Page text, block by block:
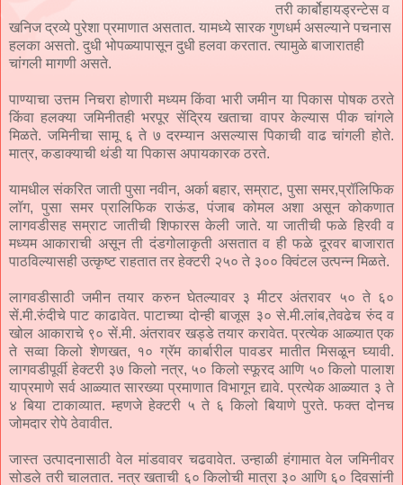
तरी कार्बोहायड्रन्टेस व
खनिज द्रव्ये पुरेशा प्रमाणात असतात. यामध्ये सारक गुणधर्म असल्याने पचनास
हलका असतो. दुधी भोपळ्यापासून दुधी हलवा करतात. त्यामुळे बाजारातही
चांगली मागणी असते.
पाण्याचा उत्तम निचरा होणारी मध्यम किंवा भारी जमीन या पिकास पोषक ठरते
किंवा हलक्या जमिनीतही भरपूर सेंद्रिय खताचा वापर केल्यास पीक चांगले
मिळते. जमिनीचा सामू ६ ते ७ दरम्यान असल्यास पिकाची वाढ चांगली होते.
मात्र, कडाक्याची थंडी या पिकास अपायकारक ठरते.
यामधील संकरित जाती पुसा नवीन, अर्का बहार, सम्राट, पुसा समर,प्रॉलिफिक
लॉग, पुसा समर प्रालिफिक राऊंड, पंजाब कोमल अशा असून कोकणात
लागवडीसह सम्राट जातीची शिफारस केली जाते. या जातीची फळे हिरवी व
मध्यम आकाराची असून ती दंडगोलाकृती असतात व ही फळे दूरवर बाजारात
पाठविल्यासही उत्कृष्ट राहतात तर हेक्टरी २५० ते ३०० क्विंटल उत्पन्न मिळते.
लागवडीसाठी जमीन तयार करुन घेतल्यावर ३ मीटर अंतरावर ५० ते ६०
सें.मी.रुंदीचे पाट काढावेत. पाटाच्या दोन्ही बाजूस ३० से.मी.लांब,तेवढेच रुंद व
खोल आकाराचे ९० सें.मी. अंतरावर खड्डे तयार करावेत. प्रत्येक आळ्यात एक
ते सव्वा किलो शेणखत, १० ग्रॅम कार्बारील पावडर मातीत मिसळून घ्यावी.
लागवडीपूर्वी हेक्टरी ३७ किलो नत्र, ५० किलो स्फूरद आणि ५० किलो पालाश
याप्रमाणे सर्व आळ्यात सारख्या प्रमाणात विभागून द्यावे. प्रत्येक आळ्यात ३ ते
४ बिया टाकाव्यात. म्हणजे हेक्टरी ५ ते ६ किलो बियाणे पुरते. फक्त दोनच
जोमदार रोपे ठेवावीत.
जास्त उत्पादनासाठी वेल मांडवावर चढवावेत. उन्हाळी हंगामात वेल जमिनीवर
सोडले तरी चालतात. नत्र खताची ६० किलोची मात्रा ३० आणि ६० दिवसांनी